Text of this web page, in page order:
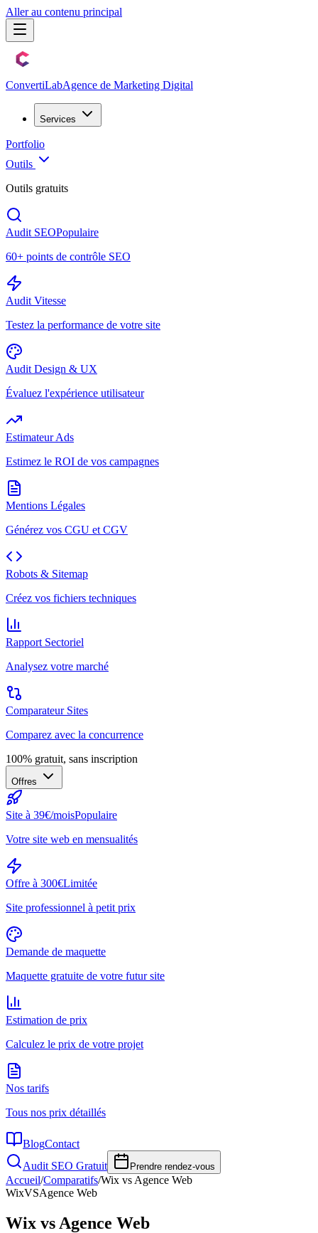
Aller au contenu principal
ConvertiLabAgence de Marketing Digital
Services
Portfolio
Outils
Outils gratuits
Audit SEOPopulaire
60+ points de contrôle SEO
Audit Vitesse
Testez la performance de votre site
Audit Design & UX
Évaluez l'expérience utilisateur
Estimateur Ads
Estimez le ROI de vos campagnes
Mentions Légales
Générez vos CGU et CGV
Robots & Sitemap
Créez vos fichiers techniques
Rapport Sectoriel
Analysez votre marché
Comparateur Sites
Comparez avec la concurrence
100% gratuit, sans inscription
Offres
Site à 39€/moisPopulaire
Votre site web en mensualités
Offre à 300€Limitée
Site professionnel à petit prix
Demande de maquette
Maquette gratuite de votre futur site
Estimation de prix
Calculez le prix de votre projet
Nos tarifs
Tous nos prix détaillés
BlogContact
Audit SEO Gratuit
Prendre rendez-vous
Accueil/Comparatifs/Wix vs Agence Web
WixVSAgence Web
Wix vs Agence Web